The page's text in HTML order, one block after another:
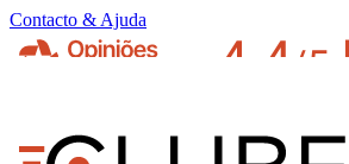
Contacto & Ajuda